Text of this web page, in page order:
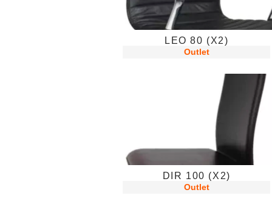
LEO 80 (X2)
Outlet
DIR 100 (X2)
Outlet